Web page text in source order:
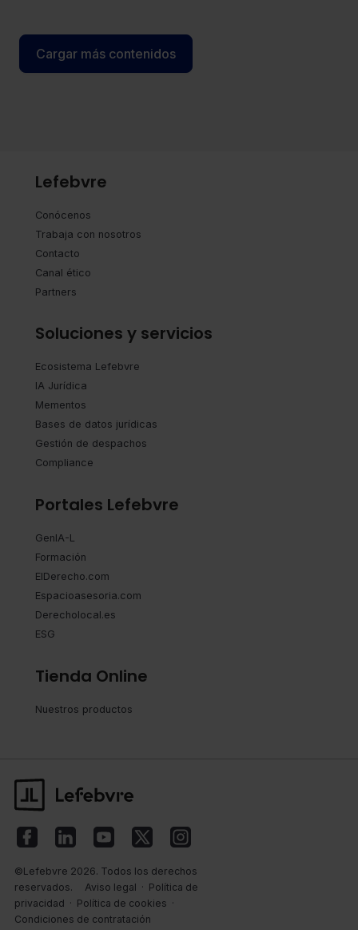
Cargar más contenidos
Lefebvre
Conócenos
Trabaja con nosotros
Contacto
Canal ético
Partners
Soluciones y servicios
Ecosistema Lefebvre
IA Jurídica
Mementos
Bases de datos jurídicas
Gestión de despachos
Compliance
Portales Lefebvre
GenIA-L
Formación
ElDerecho.com
Espacioasesoria.com
Derecholocal.es
ESG
Tienda Online
Nuestros productos
©Lefebvre 2026. Todos los derechos
reservados.
Aviso legal · Política de
privacidad · Política de cookies ·
Condiciones de contratación